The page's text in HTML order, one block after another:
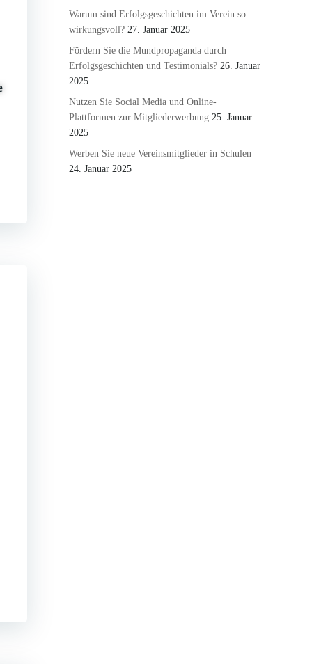
Warum sind Erfolgsgeschichten im Verein so
wirkungsvoll? 27. Januar 2025
Fördern Sie die Mundpropaganda durch
Erfolgsgeschichten und Testimonials? 26. Januar
2025
Nutzen Sie Social Media und Online-
Plattformen zur Mitgliederwerbung 25. Januar
2025
Werben Sie neue Vereinsmitglieder in Schulen
24. Januar 2025